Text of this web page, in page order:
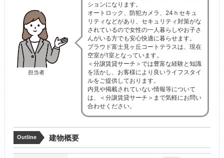
担当者
ションになります。
オートロック、防犯カメラ、24ｈセキュ
リティなどがあり、セキュリティ対策がな
されているので女性の一人暮らしやお子さ
んがいる方でも安心快適に暮らせます。
プラウド富士見ヶ丘コートテラスは、現在
空室が1室となっています。
＜分譲賃貸サーチ＞では豊富な経験と知識
を活かし、お客様により良いライフスタイ
ルをご提供しております。
内見や掲載されていない情報等について
は、＜分譲賃貸サーチ＞まで気軽にお問い
合わせください。
Outline 建物概要